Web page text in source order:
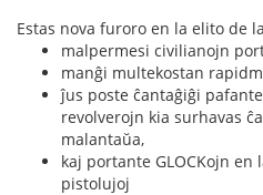
Estas nova furoro en la elito de la
malpermesi civilianojn
manĝi multekostan
ĵus poste ĉantaĝiĝi
revolverojn kia surhavas
malantaŭa,
kaj portante GLOCKojn
pistolujoj